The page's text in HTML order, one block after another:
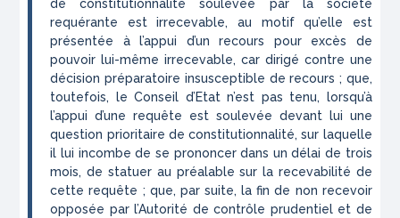
de constitutionnalité soulevée par la société
requérante est irrecevable, au motif qu’elle est
présentée à l’appui d’un recours pour excès de
pouvoir lui-même irrecevable, car dirigé contre une
décision préparatoire insusceptible de recours ; que,
toutefois, le Conseil d’Etat n’est pas tenu, lorsqu’à
l’appui d’une requête est soulevée devant lui une
question prioritaire de constitutionnalité, sur laquelle
il lui incombe de se prononcer dans un délai de trois
mois, de statuer au préalable sur la recevabilité de
cette requête ; que, par suite, la fin de non recevoir
opposée par l’Autorité de contrôle prudentiel et de